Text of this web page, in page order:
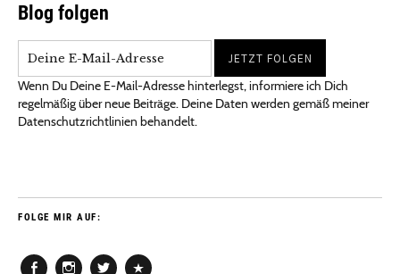
Blog folgen
Wenn Du Deine E-Mail-Adresse hinterlegst, informiere ich Dich
regelmäßig über neue Beiträge. Deine Daten werden gemäß meiner
Datenschutzrichtlinien behandelt.
FOLGE MIR AUF: